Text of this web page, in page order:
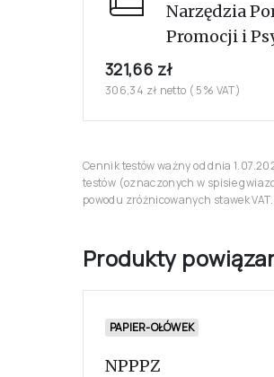
Narzędzia
Promocji i
321,66 zł
306,34 zł netto ( 5% VAT)
Cennik testów ważny od dnia
testów (oznaczonych w spisie
powodu zróżnicowanych stawek
Produkty
PAPIER-OŁÓWEK
NPPPZ